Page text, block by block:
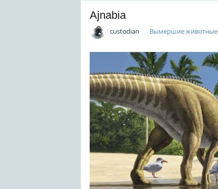
Ajnabia
custodian Вымершие животные